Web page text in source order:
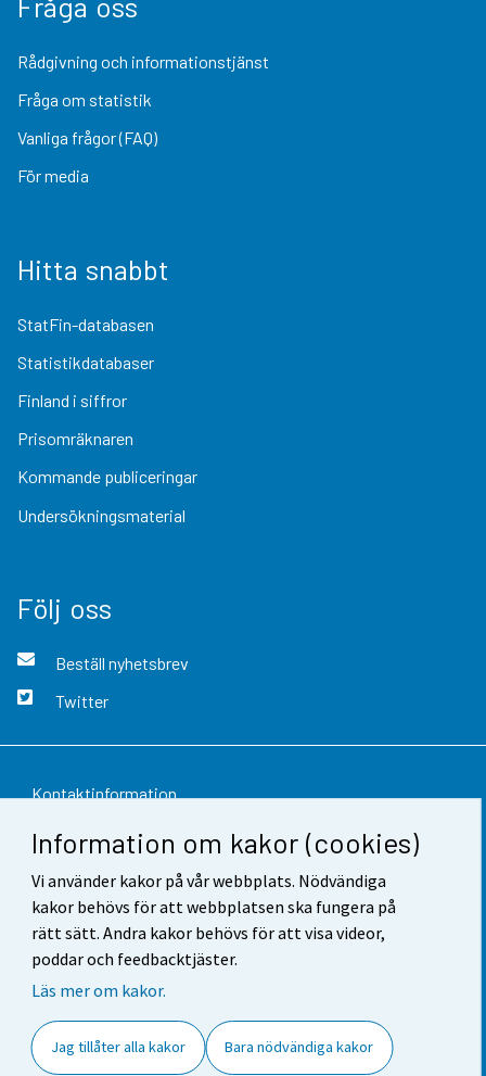
Information om kakor (cookies)
Vi använder kakor på vår webbplats. Nödvändiga
kakor behövs för att webbplatsen ska fungera på
rätt sätt. Andra kakor behövs för att visa videor,
poddar och feedbacktjäster.
Läs mer om kakor.
Jag tillåter alla kakor Bara nödvändiga kakor
Rådgivning och informationstjänst
Fråga om statistik
Vanliga frågor (FAQ)
För media
Hitta snabbt
StatFin-databasen
Statistikdatabaser
Finland i siffror
Prisomräknaren
Kommande publiceringar
Undersökningsmaterial
Följ oss
Beställ nyhetsbrev
Twitter
Kontaktinformation
Respons
Användarvillkor
Dataskydd
Tillgänglighet
Cookie-inställningar